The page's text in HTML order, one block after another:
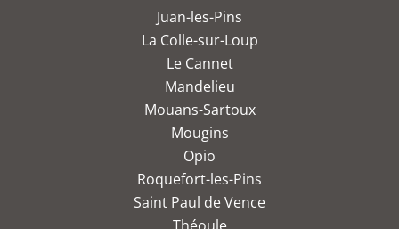
Juan-les-Pins
La Colle-sur-Loup
Le Cannet
Mandelieu
Mouans-Sartoux
Mougins
Opio
Roquefort-les-Pins
Saint Paul de Vence
Théoule